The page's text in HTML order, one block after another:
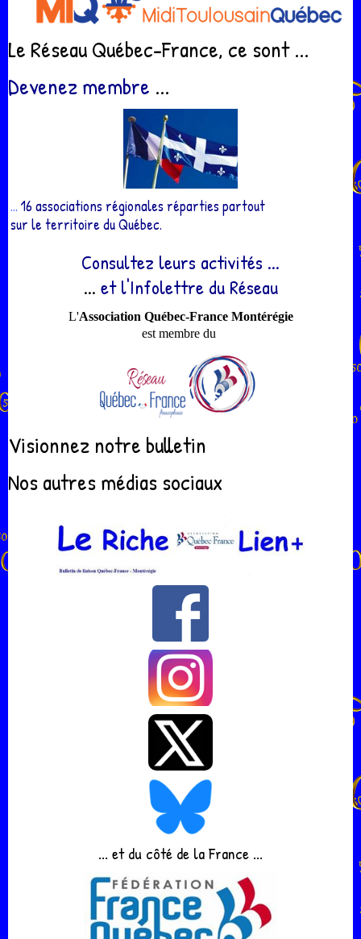
Le Réseau Québec-France, ce sont ...
Devenez membre ...
... 16 associations régionales réparties partout
sur le territoire du Québec.
Consultez leurs activités ...
... et l'Infolettre du Réseau
L'Association Québec-France Montérégie
est membre du
Visionnez notre bulletin
Nos autres médias sociaux
... et du côté de la France ...